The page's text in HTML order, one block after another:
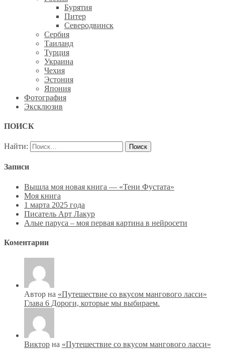
Бурятия
Питер
Северодвинск
Сербия
Таиланд
Турция
Украина
Чехия
Эстония
Япония
Фотография
Эксклюзив
ПОИСК
Найти:
Записи
Вышла моя новая книга — «Тени Фустата»
Моя книга
1 марта 2025 года
Писатель Арт Лакур
Алые паруса – моя первая картина в нейросети
Коментарии
Автор на «Путешествие со вкусом мангового ласси»
Глава 6 Дороги, которые мы выбираем.
Виктор на «Путешествие со вкусом мангового ласси»